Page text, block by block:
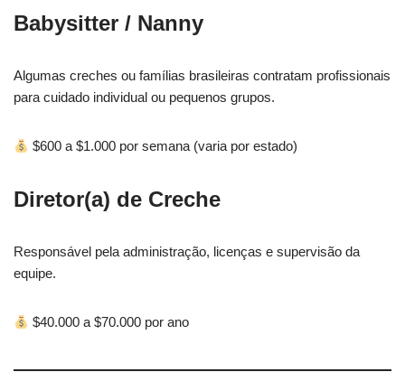
Babysitter / Nanny
Algumas creches ou famílias brasileiras contratam profissionais
para cuidado individual ou pequenos grupos.
$600 a $1.000 por semana (varia por estado)
Diretor(a) de Creche
Responsável pela administração, licenças e supervisão da
equipe.
$40.000 a $70.000 por ano